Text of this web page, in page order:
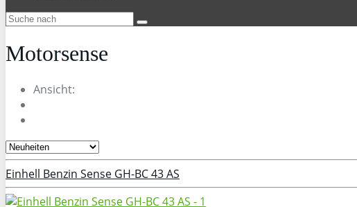
Motorsense
Ansicht:
Einhell Benzin Sense GH-BC 43 AS